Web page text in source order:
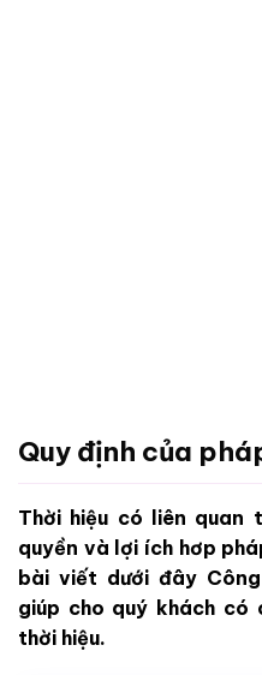
Quy định của
Thời hiệu có liên
quyền và lợi ích hơp
bài viết dưới đây
giúp cho quý khách có
thời hiệu.